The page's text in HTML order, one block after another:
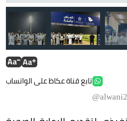
تابع قناة عكاظ على الواتساب